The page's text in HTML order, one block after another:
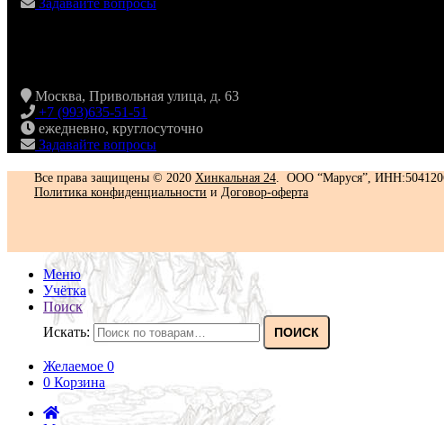
Задавайте вопросы
Москва, Привольная улица, д. 63
+7 (993)635-51-51
ежедневно, круглосуточно
Задавайте вопросы
Все права защищены © 2020 Хинкальная 24. ООО “Маруся”,
Политика конфиденциальности‍ и Договор-оферта
Меню
Учётка
Поиск
Искать:
ПОИСК
Желаемое 0
0 Корзина